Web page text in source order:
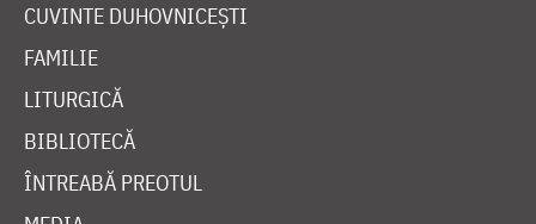
CUVINTE DUHOVNICEȘTI
FAMILIE
LITURGICĂ
BIBLIOTECĂ
ÎNTREABĂ PREOTUL